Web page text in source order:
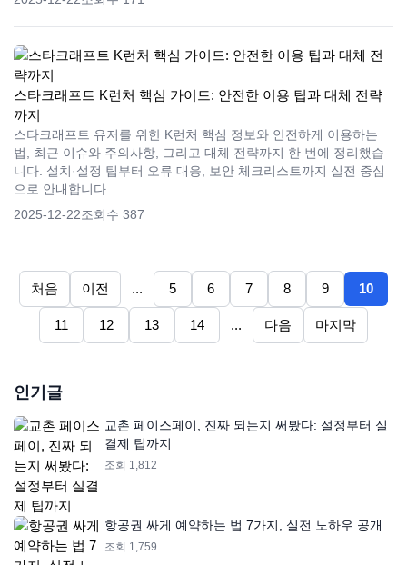
스타크래프트 K런처 핵심 가이드: 안전한 이용 팁과 대체 전략
까지
스타크래프트 유저를 위한 K런처 핵심 정보와 안전하게 이용하는
법, 최근 이슈와 주의사항, 그리고 대체 전략까지 한 번에 정리했습
니다. 설치·설정 팁부터 오류 대응, 보안 체크리스트까지 실전 중심
으로 안내합니다.
2025-12-22조회수 387
처음 이전 ... 5 6 7 8 9 10
11 12 13 14 ... 다음 마지막
인기글
교촌 페이스페이, 진짜 되는지 써봤다: 설정부터 실
결제 팁까지
조회 1,812
항공권 싸게 예약하는 법 7가지, 실전 노하우 공개
조회 1,759